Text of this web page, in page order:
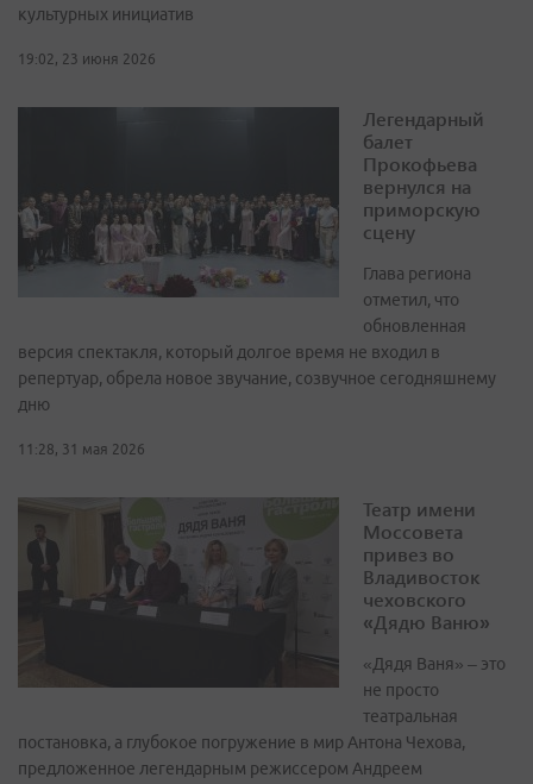
культурных инициатив
19:02, 23 июня 2026
Легендарный
балет
Прокофьева
вернулся на
приморскую
сцену
Глава региона
отметил, что
обновленная
версия спектакля, который долгое время не входил в
репертуар, обрела новое звучание, созвучное сегодняшнему
дню
11:28, 31 мая 2026
Театр имени
Моссовета
привез во
Владивосток
чеховского
«Дядю Ваню»
«Дядя Ваня» – это
не просто
театральная
постановка, а глубокое погружение в мир Антона Чехова,
предложенное легендарным режиссером Андреем